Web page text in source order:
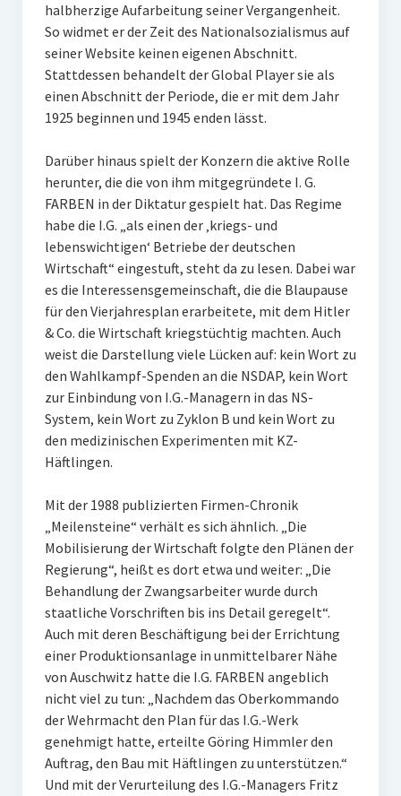
halbherzige Aufarbeitung seiner Vergangenheit.
So widmet er der Zeit des Nationalsozialismus auf
seiner Website keinen eigenen Abschnitt.
Stattdessen behandelt der Global Player sie als
einen Abschnitt der Periode, die er mit dem Jahr
1925 beginnen und 1945 enden lässt.
Darüber hinaus spielt der Konzern die aktive Rolle
herunter, die die von ihm mitgegründete I. G.
FARBEN in der Diktatur gespielt hat. Das Regime
habe die I.G. „als einen der ‚kriegs- und
lebenswichtigen‘ Betriebe der deutschen
Wirtschaft“ eingestuft, steht da zu lesen. Dabei war
es die Interessensgemeinschaft, die die Blaupause
für den Vierjahresplan erarbeitete, mit dem Hitler
& Co. die Wirtschaft kriegstüchtig machten. Auch
weist die Darstellung viele Lücken auf: kein Wort zu
den Wahlkampf-Spenden an die NSDAP, kein Wort
zur Einbindung von I.G.-Managern in das NS-
System, kein Wort zu Zyklon B und kein Wort zu
den medizinischen Experimenten mit KZ-
Häftlingen.
Mit der 1988 publizierten Firmen-Chronik
„Meilensteine“ verhält es sich ähnlich. „Die
Mobilisierung der Wirtschaft folgte den Plänen der
Regierung“, heißt es dort etwa und weiter: „Die
Behandlung der Zwangsarbeiter wurde durch
staatliche Vorschriften bis ins Detail geregelt“.
Auch mit deren Beschäftigung bei der Errichtung
einer Produktionsanlage in unmittelbarer Nähe
von Auschwitz hatte die I.G. FARBEN angeblich
nicht viel zu tun: „Nachdem das Oberkommando
der Wehrmacht den Plan für das I.G.-Werk
genehmigt hatte, erteilte Göring Himmler den
Auftrag, den Bau mit Häftlingen zu unterstützen.“
Und mit der Verurteilung des I.G.-Managers Fritz